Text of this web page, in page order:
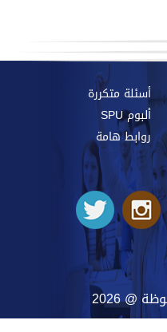
أسئلة متكررة
ألبوم SPU
روابط هامة
@ 2026